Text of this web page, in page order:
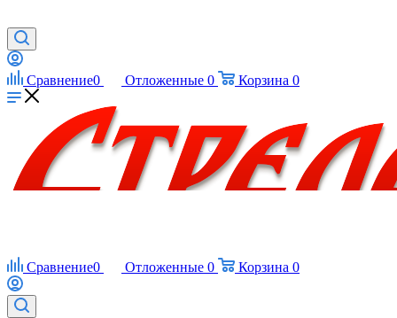
Сравнение0 Отложенные 0 Корзина 0
Сравнение0 Отложенные 0 Корзина 0